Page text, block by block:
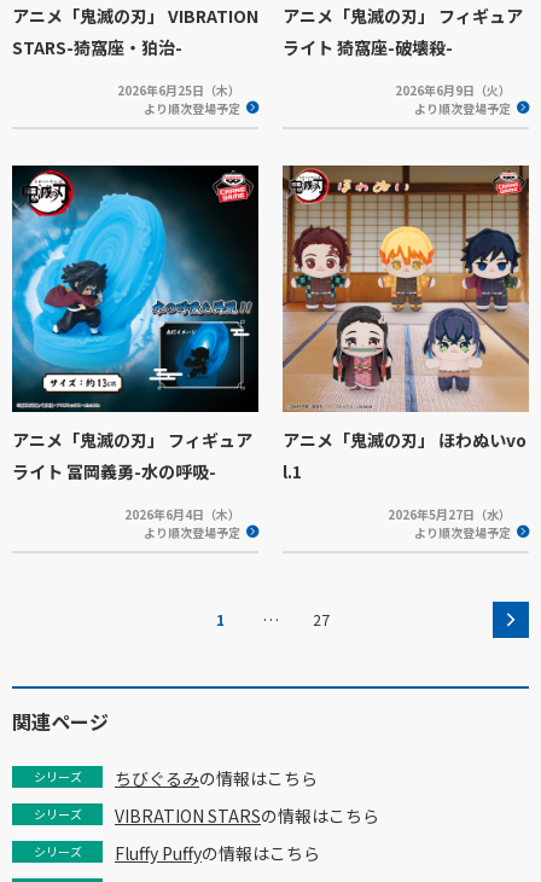
アニメ「鬼滅の刃」 VIBRATION
STARS-猗窩座・狛治-
2026年6月25日（木）
より順次登場予定
アニメ「鬼滅の刃」 フィギュア
ライト 猗窩座-破壊殺-
2026年6月9日（火）
より順次登場予定
アニメ「鬼滅の刃」 フィギュア
ライト 冨岡義勇-水の呼吸-
2026年6月4日（木）
より順次登場予定
アニメ「鬼滅の刃」 ほわぬいvo
l.1
2026年5月27日（水）
より順次登場予定
1 … 27
関連ページ
シリーズ ちびぐるみの情報はこちら
シリーズ VIBRATION STARSの情報はこちら
シリーズ Fluffy Puffyの情報はこちら